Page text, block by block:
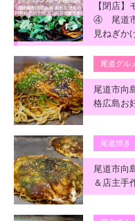
【閉店
④ 尾道市
見ねぎか
尾道グル
尾道市向
格広島お
尾道焼き
尾道市向
＆店主手